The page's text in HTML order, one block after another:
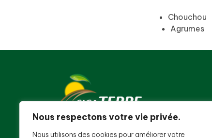
Nous respectons votre vie privée.
Nous utilisons des cookies pour améliorer votre
Chouchou
Agrumes